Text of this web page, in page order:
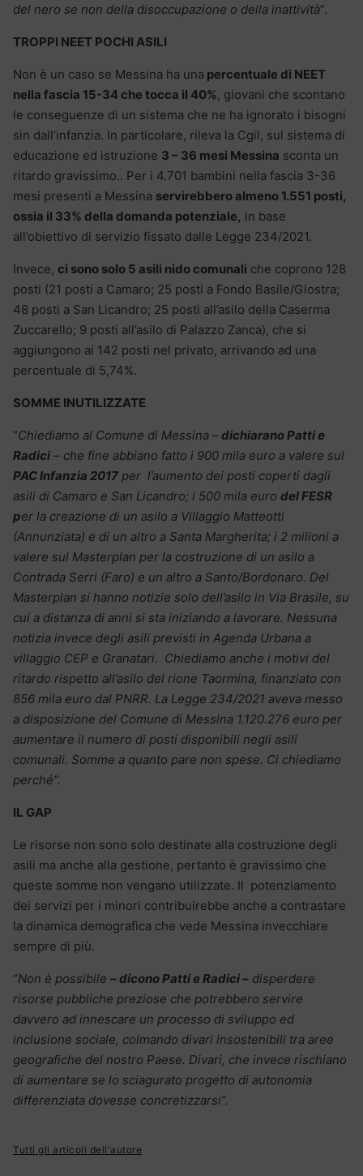
del nero se non della disoccupazione o della inattività”.
TROPPI NEET POCHI ASILI
Non è un caso se Messina ha una percentuale di NEET
nella fascia 15-34 che tocca il 40%, giovani che scontano
le conseguenze di un sistema che ne ha ignorato i bisogni
sin dall’infanzia. In particolare, rileva la Cgil, sul sistema di
educazione ed istruzione 3 – 36 mesi Messina sconta un
ritardo gravissimo.. Per i 4.701 bambini nella fascia 3-36
mesi presenti a Messina servirebbero almeno 1.551 posti,
ossia il 33% della domanda potenziale, in base
all’obiettivo di servizio fissato dalle Legge 234/2021.
Invece, ci sono solo 5 asili nido comunali che coprono 128
posti (21 posti a Camaro; 25 posti a Fondo Basile/Giostra;
48 posti a San Licandro; 25 posti all’asilo della Caserma
Zuccarello; 9 posti all’asilo di Palazzo Zanca), che si
aggiungono ai 142 posti nel privato, arrivando ad una
percentuale di 5,74%.
SOMME INUTILIZZATE
“Chiediamo al Comune di Messina –dichiarano Patti e
Radici – che fine abbiano fatto i 900 mila euro a valere sul
PAC Infanzia 2017 per l’aumento dei posti coperti dagli
asili di Camaro e San Licandro; i 500 mila euro del FESR
per la creazione di un asilo a Villaggio Matteotti
(Annunziata) e di un altro a Santa Margherita; i 2 milioni a
valere sul Masterplan per la costruzione di un asilo a
Contrada Serri (Faro) e un altro a Santo/Bordonaro. Del
Masterplan si hanno notizie solo dell’asilo in Via Brasile, su
cui a distanza di anni si sta iniziando a lavorare. Nessuna
notizia invece degli asili previsti in Agenda Urbana a
villaggio CEP e Granatari. Chiediamo anche i motivi del
ritardo rispetto all’asilo del rione Taormina, finanziato con
856 mila euro dal PNRR. La Legge 234/2021 aveva messo
a disposizione del Comune di Messina 1.120.276 euro per
aumentare il numero di posti disponibili negli asili
comunali. Somme a quanto pare non spese. Ci chiediamo
perché”.
IL GAP
Le risorse non sono solo destinate alla costruzione degli
asili ma anche alla gestione, pertanto è gravissimo che
queste somme non vengano utilizzate. Il potenziamento
dei servizi per i minori contribuirebbe anche a contrastare
la dinamica demografica che vede Messina invecchiare
sempre di più.
“Non è possibile – dicono Patti e Radici – disperdere
risorse pubbliche preziose che potrebbero servire
davvero ad innescare un processo di sviluppo ed
inclusione sociale, colmando divari insostenibili tra aree
geografiche del nostro Paese. Divari, che invece rischiano
di aumentare se lo sciagurato progetto di autonomia
differenziata dovesse concretizzarsi”.
Tutti gli articoli dell'autore